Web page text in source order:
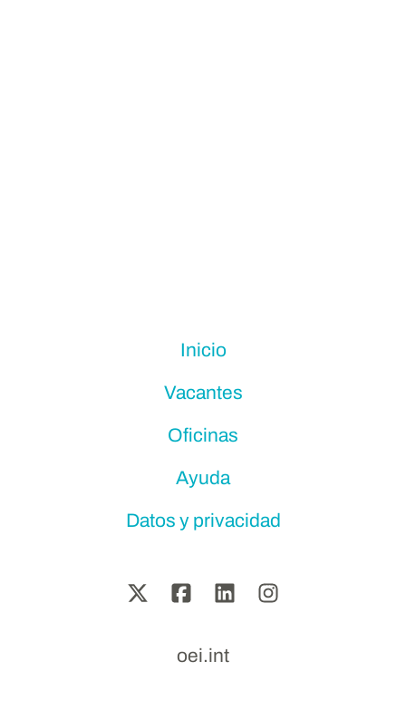
Inicio
Vacantes
Oficinas
Ayuda
Datos y privacidad
oei.int